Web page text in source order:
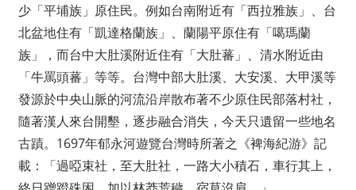
少「平埔族」原住民。例如台南附近有「西拉雅族」、台
北盆地住有「凱達格蘭族」、蘭陽平原住有「噶瑪蘭
族」，而台中大肚溪附近住有「大肚蕃」、清水附近由
「牛罵頭蕃」等等。台灣中部大肚溪、大安溪、大甲溪等
發源於中央山脈的河流沿岸散布著不少原住民部落村社，
隨著漢人來台開墾，逐步融合消失，今天只遺留一些地名
古蹟。1697年郁永河遊覽台灣時所著之《裨海紀游》記
載：「過啞束社，至大肚社，一路大小積石，車行其上，